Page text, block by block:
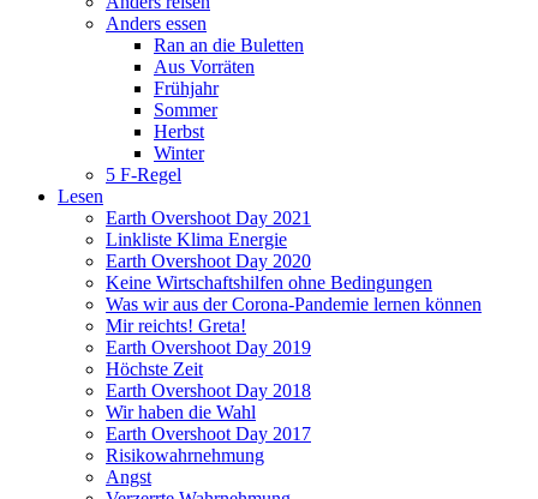
Anders essen
Ran an die Buletten
Aus Vorräten
Frühjahr
Sommer
Herbst
Winter
5 F-Regel
Lesen
Earth Overshoot Day 2021
Linkliste Klima Energie
Earth Overshoot Day 2020
Keine Wirtschaftshilfen ohne Bedingungen
Was wir aus der Corona-Pandemie lernen können
Mir reichts! Greta!
Earth Overshoot Day 2019
Höchste Zeit
Earth Overshoot Day 2018
Wir haben die Wahl
Earth Overshoot Day 2017
Risikowahrnehmung
Angst